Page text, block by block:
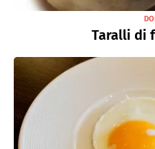
Taralli di